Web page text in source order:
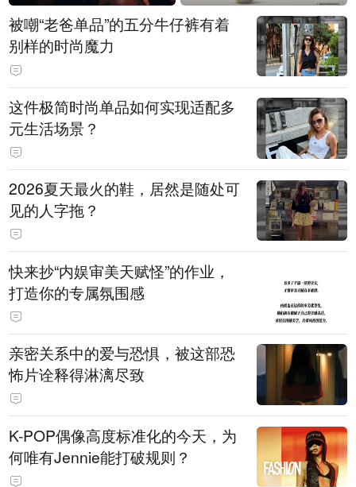
被嘲“老爸单品”的五分牛仔裤有着
别样的时尚魔力
这件极简时尚单品如何实现适配多
元生活场景？
2026夏天最火的鞋，居然是随处可
见的人字拖？
快来抄“内娱审美天赋怪”的作业，
打造你的专属氛围感
亲密关系中的爱与恐惧，被这部恐
怖片诠释得淋漓尽致
K-POP偶像高度标准化的今天，为
何唯有Jennie能打破规则？